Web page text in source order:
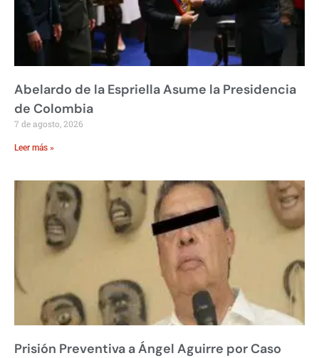
Abelardo de la Espriella Asume la Presidencia
de Colombia
7 de agosto, 2026
Leer más »
Prisión Preventiva a Ángel Aguirre por Caso